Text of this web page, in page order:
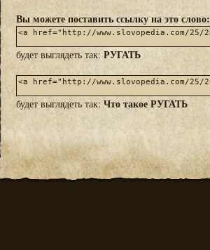
Вы можете поставить ссылку на это слово:
будет выглядеть так: РУГАТЬ
будет выглядеть так:Что такое РУГАТЬ